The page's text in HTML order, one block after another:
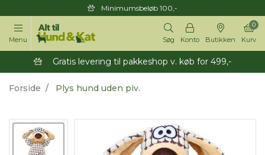
Minimumsbeløb 100,-
Menu Søg Konto Butikken Kurv
0
Gratis levering til pakkeshop v. køb for 499,-
Forside Plys hund uden piv.